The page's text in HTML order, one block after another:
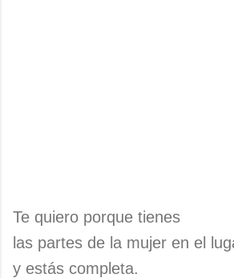
Te quiero porque tienes
las partes de la mujer en el
y estás completa.